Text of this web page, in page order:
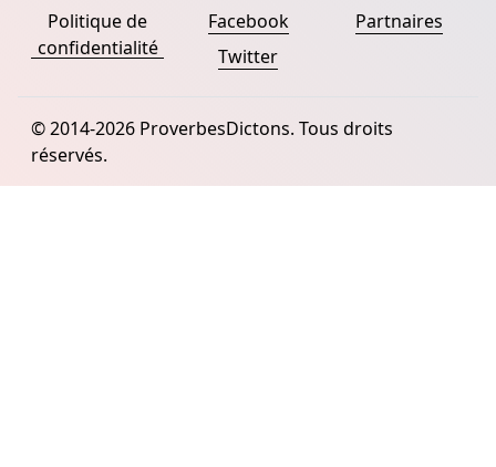
Politique de
confidentialité
Facebook
Twitter
Partnaires
© 2014-2026 ProverbesDictons. Tous droits
réservés.